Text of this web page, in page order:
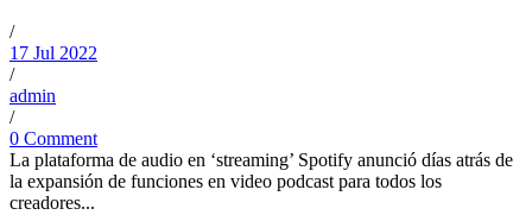
/
17 Jul 2022
/
admin
/
0 Comment
La plataforma de audio en ‘streaming’ Spotify anunció días atrás de
la expansión de funciones en video podcast para todos los
creadores...